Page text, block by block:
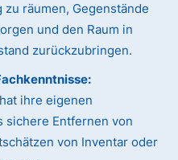
räumen, Gegenstände
und den Raum in
zurückzubringen.
ihre eigenen
sichere Entfernen von
von Inventar oder